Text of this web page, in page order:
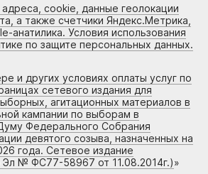
адреса, cookie, данные геолокации
а также счетчики Яндекс.Метрика,
анатилика. Условия использования
по защите персональных данных.
и других условиях оплаты услуг по
сетевого издания для
агитационных материалов в
кампании по выборам в
Федерального Собрания
девятого созыва, назначенных на
года. Сетевое издание
Эл № ФС77-58967 от 11.08.2014г.)»